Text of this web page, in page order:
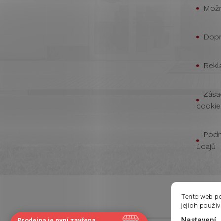
Tento web
jejich
údajů